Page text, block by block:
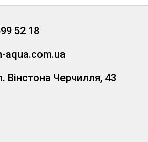
52 18
aqua.com.ua
Вінстона Черчилля, 43